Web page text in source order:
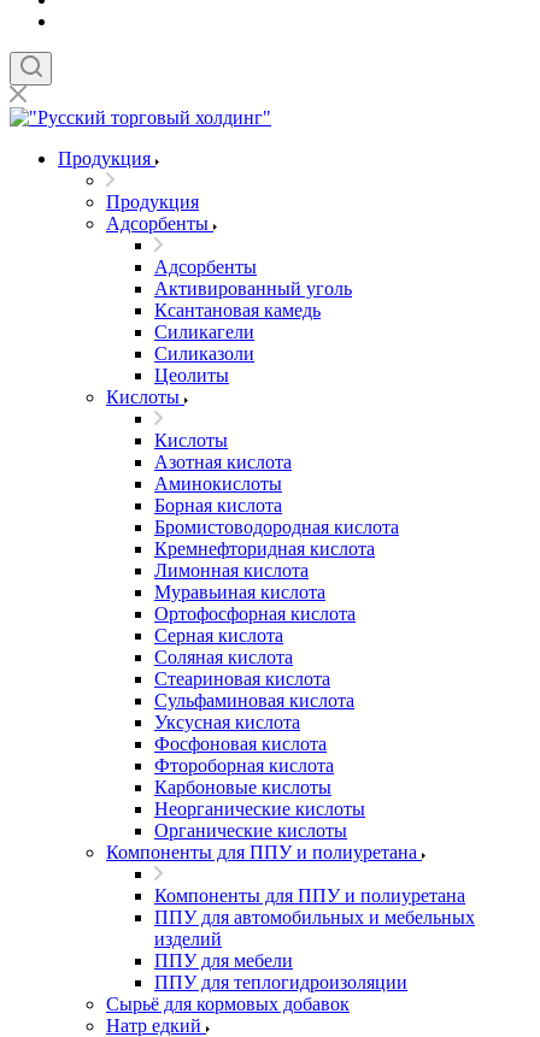
Продукция
Продукция
Адсорбенты
Адсорбенты
Активированный уголь
Ксантановая камедь
Силикагели
Силиказоли
Цеолиты
Кислоты
Кислоты
Азотная кислота
Аминокислоты
Борная кислота
Бромистоводородная кислота
Кремнефторидная кислота
Лимонная кислота
Муравьиная кислота
Ортофосфорная кислота
Серная кислота
Соляная кислота
Стеариновая кислота
Сульфаминовая кислота
Уксусная кислота
Фосфоновая кислота
Фтороборная кислота
Карбоновые кислоты
Неорганические кислоты
Органические кислоты
Компоненты для ППУ и полиуретана
Компоненты для ППУ и полиуретана
ППУ для автомобильных и мебельных
изделий
ППУ для мебели
ППУ для теплогидроизоляции
Сырьё для кормовых добавок
Натр едкий